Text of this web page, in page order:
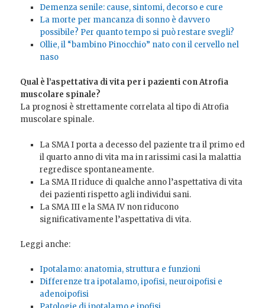
Demenza senile: cause, sintomi, decorso e cure
La morte per mancanza di sonno è davvero
possibile? Per quanto tempo si può restare svegli?
Ollie, il “bambino Pinocchio” nato con il cervello nel
naso
Qual è l’aspettativa di vita per i pazienti con Atrofia
muscolare spinale?
La prognosi è strettamente correlata al tipo di Atrofia
muscolare spinale.
La SMA I porta a decesso del paziente tra il primo ed
il quarto anno di vita ma in rarissimi casi la malattia
regredisce spontaneamente.
La SMA II riduce di qualche anno l’aspettativa di vita
dei pazienti rispetto agli individui sani.
La SMA III e la SMA IV non riducono
significativamente l’aspettativa di vita.
Leggi anche:
Ipotalamo: anatomia, struttura e funzioni
Differenze tra ipotalamo, ipofisi, neuroipofisi e
adenoipofisi